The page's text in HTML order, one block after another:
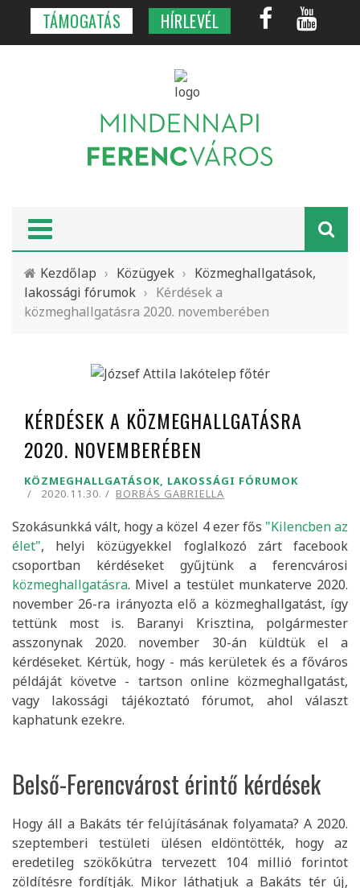
TÁMOGATÁS HÍRLEVÉL
Kezdőlap › Közügyek › Közmeghallgatások,
lakossági fórumok › Kérdések a
közmeghallgatásra 2020. novemberében
KÉRDÉSEK A KÖZMEGHALLGATÁSRA
2020. NOVEMBERÉBEN
KÖZMEGHALLGATÁSOK, LAKOSSÁGI FÓRUMOK
2020.11.30.
BORBÁS GABRIELLA
Szokásunkká vált, hogy a közel 4 ezer fős "Kilencben az
élet", helyi közügyekkel foglalkozó zárt facebook
csoportban kérdéseket gyűjtünk a ferencvárosi
közmeghallgatásra. Mivel a testület munkaterve 2020.
november 26-ra irányozta elő a közmeghallgatást, így
tettünk most is. Baranyi Krisztina, polgármester
asszonynak 2020. november 30-án küldtük el a
kérdéseket. Kértük, hogy - más kerületek és a főváros
példáját követve - tartson online közmeghallgatást,
vagy lakossági tájékoztató fórumot, ahol választ
kaphatunk ezekre.
Belső-Ferencvárost érintő kérdések
Hogy áll a Bakáts tér felújításának folyamata? A 2020.
szeptemberi testületi ülésen eldöntötték, hogy az
eredetileg szökőkútra tervezett 104 millió forintot
zöldítésre fordítják. Mikor láthatjuk a Bakáts tér új,